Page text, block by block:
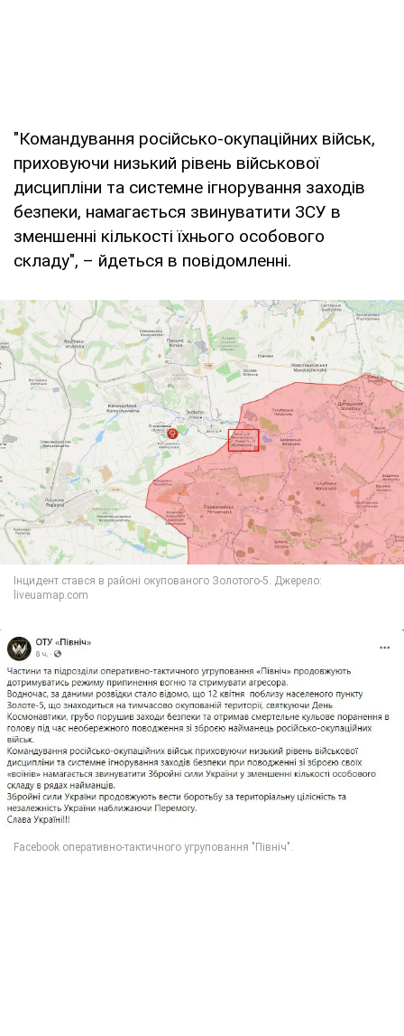
"Командування російсько-окупаційних військ,
приховуючи низький рівень військової
дисципліни та системне ігнорування заходів
безпеки, намагається звинуватити ЗСУ в
зменшенні кількості їхнього особового
складу", – йдеться в повідомленні.